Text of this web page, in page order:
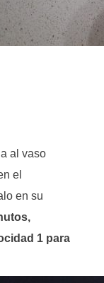
al vaso
el
en su
1 para